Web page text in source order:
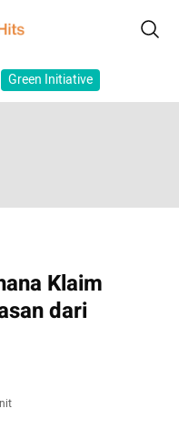
Green Initiative
Klaim
dari